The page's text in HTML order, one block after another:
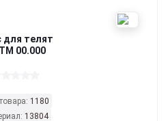
для телят
00.000
1180
13804